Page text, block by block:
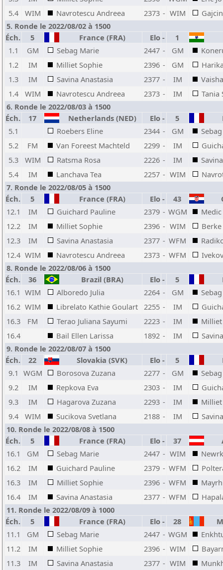
5.4
WIM Navrotescu Andreea 2373 - WIM
5. Ronde le 2022/08/02 à 1500
Éch.
5 France (FRA) Elo - 1
1.1
GM Sebag Marie 2447 - GM
1.2
IM Milliet Sophie 2396 - GM
1.3
IM Savina Anastasia 2377 - IM
1.4
WIM Navrotescu Andreea 2373 - IM
Tania
6. Ronde le 2022/08/03 à 1500
Éch.
17 Netherlands (NED) Elo - 5
5.1
Roebers Eline 2344 - GM
5.2
FM Van Foreest Machteld 2299 - IM
5.3
WIM Ratsma Rosa 2226 - IM
5.4
IM Lanchava Tea 2257 - WIM
7. Ronde le 2022/08/05 à 1500
Éch.
5 France (FRA) Elo - 43
12.1
IM Guichard Pauline 2379 - WGM
12.2
IM Milliet Sophie 2396 - WIM
12.3
IM Savina Anastasia 2377 - WFM
12.4 WIM Navrotescu Andreea 2373 - WFM
8. Ronde le 2022/08/06 à 1500
Éch.
36 Brazil (BRA) Elo - 5
16.1 WIM Alboredo Julia 2264 - GM
16.2 WIM Librelato Kathie Goulart 2255 - IM
16.3
FM Terao Juliana Sayumi 2223 - IM
16.4
Bail Ellen Larissa 1892 - IM
9. Ronde le 2022/08/07 à 1500
Éch.
22 Slovakia (SVK) Elo - 5
9.1 WGM Borosova Zuzana 2277 - GM
9.2
IM Repkova Eva 2303 - IM
9.3
IM Hagarova Zuzana 2293 - IM
9.4
WIM Sucikova Svetlana 2188 - IM
10. Ronde le 2022/08/08 à 1500
Éch.
5 France (FRA) Elo - 37
16.1
GM Sebag Marie 2447 - WIM
16.2
IM Guichard Pauline 2379 - WFM
16.3
IM Milliet Sophie 2396 - WFM
16.4
IM Savina Anastasia 2377 - WFM
11. Ronde le 2022/08/09 à 1000
Éch.
5 France (FRA) Elo - 28
11.1
GM Sebag Marie 2447 - WGM
11.2
IM Milliet Sophie 2396 - WIM
11.3
IM Savina Anastasia 2377 - WIM